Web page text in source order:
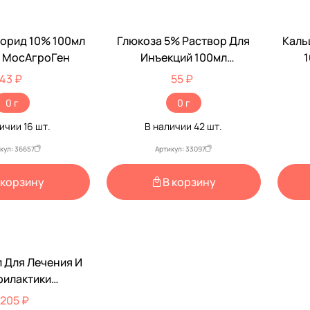
10% 100мл
МосАгроГен
43 ₽
0 г
16 шт.
36657
Глюкоза 5% Раствор Для
Инъекций 100мл
МосАгроГен
55 ₽
0 г
В наличии42 шт.
Артикул: 33097
В корзину
пункт выдачи.
₽